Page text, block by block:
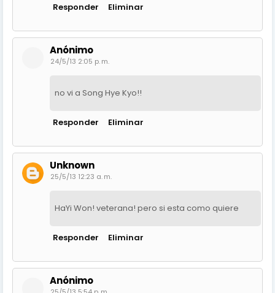
Responder Eliminar
Anónimo
24/5/13 2:05 p. m.
no vi a Song Hye Kyo!!
Responder Eliminar
Unknown
25/5/13 12:23 a. m.
HaYi Won! veterana! pero si esta como quiere
Responder Eliminar
Anónimo